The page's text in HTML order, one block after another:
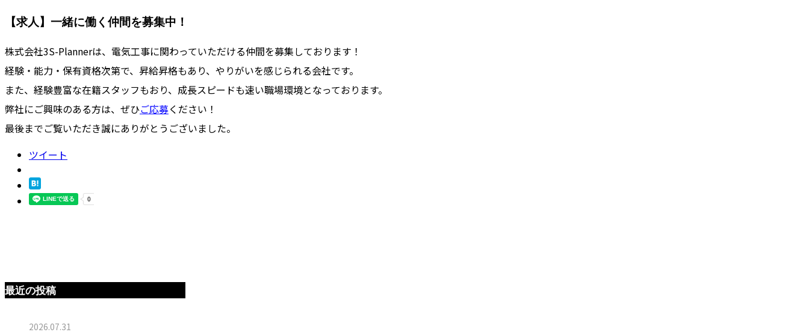
【求人】一緒に働く仲間を募集中！
株式会社3S-Plannerは、電気工事に関わっていただける仲間を募集しております！
経験・能力・保有資格次第で、昇給昇格もあり、やりがいを感じられる会社です。
また、経験豊富な在籍スタッフもおり、成長スピードも速い職場環境となっております。
弊社にご興味のある方は、ぜひご応募ください！
最後までご覧いただき誠にありがとうございました。
ツイート
最近の投稿
2026.07.31